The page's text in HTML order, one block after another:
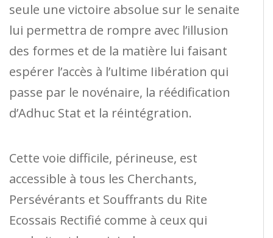
seule une victoire absolue sur le senaite
lui permettra de rompre avec l’illusion
des formes et de la matière lui faisant
espérer l’accès à l’ultime Iibération qui
passe par le novénaire, la réédification
d’Adhuc Stat et la réintégration.
Cette voie difficile, périneuse, est
accessible à tous les Cherchants,
Persévérants et Souffrants du Rite
Ecossais Rectifié comme à ceux qui